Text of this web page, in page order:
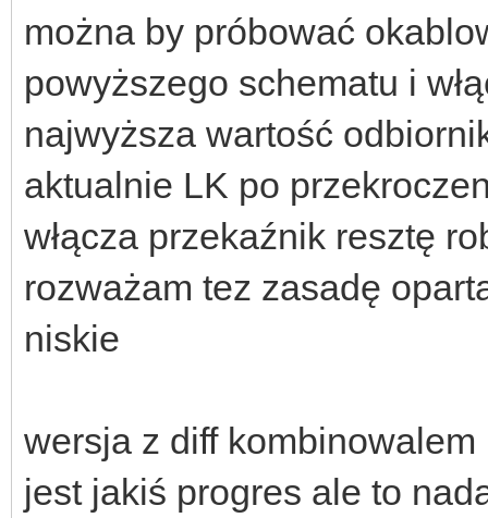
można by próbować
powyższego schematu i
najwyższa wartość
aktualnie LK po
włącza przekaźnik resztę
rozważam tez zasadę
niskie
wersja z diff
jest jakiś progres ale to